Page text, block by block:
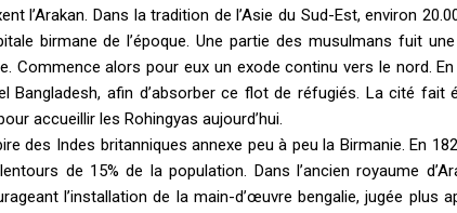
l’Arakan. Dans la tradition de l’Asie du Sud-Est, environ
birmane de l’époque. Une partie des musulmans fuit
Commence alors pour eux un exode continu vers le nord.
Bangladesh, afin d’absorber ce flot de réfugiés. La cité fait
accueillir les Rohingyas aujourd’hui.
des Indes britanniques annexe peu à peu la Birmanie. En
de 15% de la population. Dans l’ancien royaume
l’installation de la main-d’œuvre bengalie, jugée